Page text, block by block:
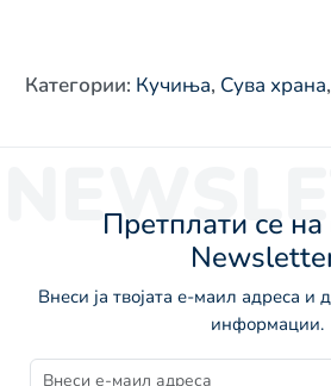
Категории: Кучиња, Сува храна,
Претплати се
Внеси ја твојата е-маил адреса и
информации.